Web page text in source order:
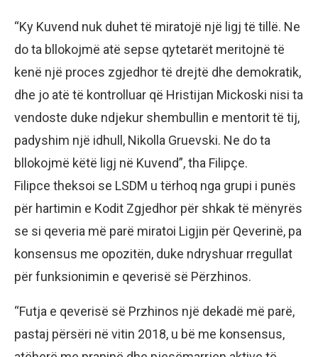
“Ky Kuvend nuk duhet të miratojë një ligj të tillë. Ne
do ta bllokojmë atë sepse qytetarët meritojnë të
kenë një proces zgjedhor të drejtë dhe demokratik,
dhe jo atë të kontrolluar që Hristijan Mickoski nisi ta
vendoste duke ndjekur shembullin e mentorit të tij,
padyshim një idhull, Nikolla Gruevski. Ne do ta
bllokojmë këtë ligj në Kuvend”, tha Filipçe.
Filipce theksoi se LSDM u tërhoq nga grupi i punës
për hartimin e Kodit Zgjedhor për shkak të mënyrës
se si qeveria më parë miratoi Ligjin për Qeverinë, pa
konsensus me opozitën, duke ndryshuar rregullat
për funksionimin e qeverisë së Përzhinos.
“Futja e qeverisë së Przhinos një dekadë më parë,
pastaj përsëri në vitin 2018, u bë me konsensus,